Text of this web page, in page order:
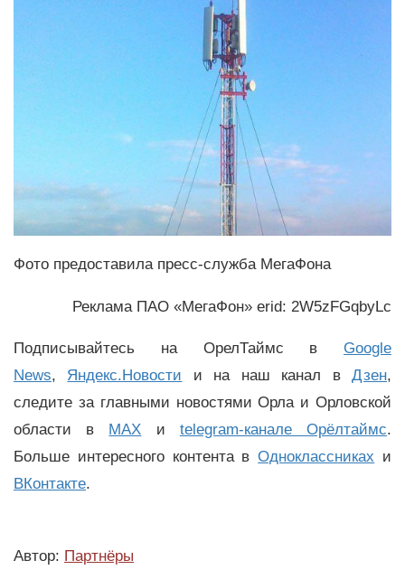
Фото предоставила пресс-служба МегаФона
Реклама ПАО «МегаФон» erid: 2W5zFGqbyLc
Подписывайтесь на ОрелТаймс в Google
News, Яндекс.Новости и на наш канал вДзен,
следите за главными новостями Орла и Орловской
области в MAX и telegram-канале Орёлтаймс.
Больше интересного контента вОдноклассниках и
ВКонтакте.
Автор: Партнёры